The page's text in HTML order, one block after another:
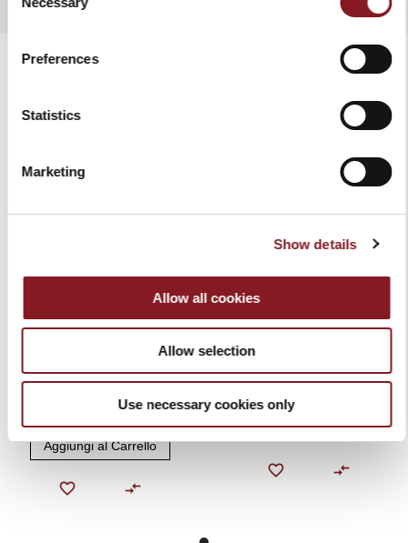
Selection
Preferences
Statistics
Marketing
Show details
Allow all cookies
Allow selection
Use necessary cookies only
PRODOTTI CORRELATI
CEPPO MAGNET IN
ACACIA MARRONE
89,00 €
Aggiungi al Carrello
CEPPO BAG NERO
309,00 €
Aggiungi al Carrello